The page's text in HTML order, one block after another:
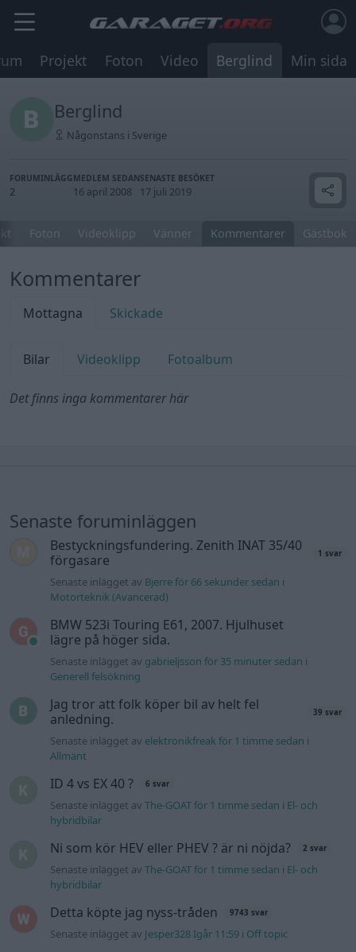
Projekt Foton Video Berglind Min sida
Berglind
Någonstans i Sverige
FORUMINLÄGG
2
MEDLEM SEDAN
16 april 2008
SENASTE BESÖKET
17 juli 2019
Foton Videoklipp Vänner Kommentarer Gästbok
Kommentarer
Mottagna Skickade
Bilar Videoklipp Fotoalbum
Det finns inga kommentarer här
Senaste foruminläggen
Bestyckningsfundering. Zenith INAT 35/40
förgasare
1 svar
Senaste inlägget av Bjerre för 66 sekunder sedan i
Motorteknik (Avancerad)
BMW 523i Touring E61, 2007. Hjulhuset
lägre på höger sida.
Senaste inlägget av gabrieljsson för 35 minuter sedan i
Generell felsökning
Jag tror att folk köper bil av helt fel
anledning.
39 svar
Senaste inlägget av elektronikfreak för 1 timme sedan i
Allmänt
ID 4 vs EX 40 ? 6 svar
Senaste inlägget avThe-GOAT för 1 timme sedan i El- och
hybridbilar
Ni som kör HEV eller PHEV ? är ni nöjda? 2 svar
Senaste inlägget avThe-GOAT för 1 timme sedan i El- och
hybridbilar
Detta köpte jag nyss-tråden 9743 svar
Senaste inlägget av Jesper328 Igår 11:59 i Off topic